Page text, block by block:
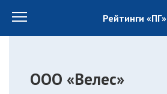
Рейтинги «ПГ»
ООО «Велес»